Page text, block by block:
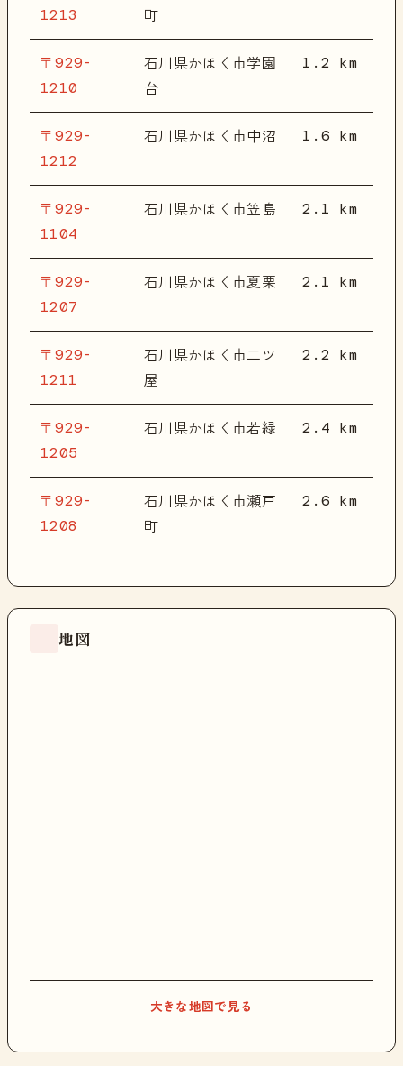
1213 町
〒929-
1210
石川県かほく市学園
台
1.2 km
〒929-
1212
石川県かほく市中沼 1.6 km
〒929-
1104
石川県かほく市笠島 2.1 km
〒929-
1207
石川県かほく市夏栗 2.1 km
〒929-
1211
石川県かほく市二ツ
屋
2.2 km
〒929-
1205
石川県かほく市若緑 2.4 km
〒929-
1208
石川県かほく市瀬戸
町
2.6 km
地図
大きな地図で見る